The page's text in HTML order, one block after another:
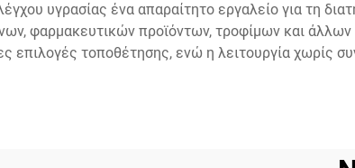
υγρασίας ένα απαραίτητο εργαλείο για τη
φαρμακευτικών προϊόντων, τροφίμων και
επιλογές τοποθέτησης, ενώ η λειτουργία χωρίς